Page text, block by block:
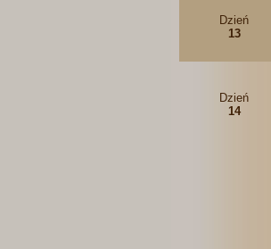
Dzień
13
Dzień
14